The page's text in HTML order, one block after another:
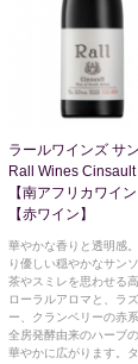
ラールワインズ サ
Rall Wines
【南アフリカワイン
【赤ワイン】
華やかな香りと透明感
り優しい穏やかなサン
茶やスミレを思わせる
ローラルアロマと、ラ
ー、クランベリーの赤系
全房発酵由来のハーブ
華やかに広がります。